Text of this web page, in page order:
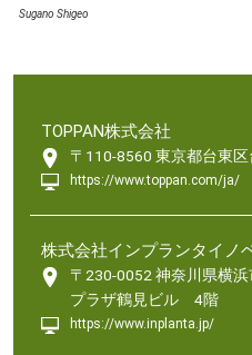
Sugano Shigeo
TOPPAN株式会社
〒110-8560 東京都台東
https://www.toppan.com/ja/
株式会社インプランタイノ
〒230-0052 神奈川県横
プラザ鶴見ビル 4階
https://www.inplanta.jp/